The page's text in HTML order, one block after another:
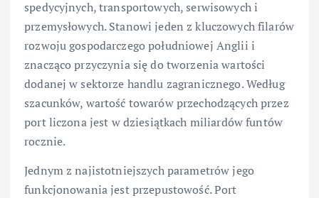
spedycyjnych, transportowych, serwisowych i
przemysłowych. Stanowi jeden z kluczowych filarów
rozwoju gospodarczego południowej Anglii i
znacząco przyczynia się do tworzenia wartości
dodanej w sektorze handlu zagranicznego. Według
szacunków, wartość towarów przechodzących przez
port liczona jest w dziesiątkach miliardów funtów
rocznie.
Jednym z najistotniejszych parametrów jego
funkcjonowania jest przepustowość. Port